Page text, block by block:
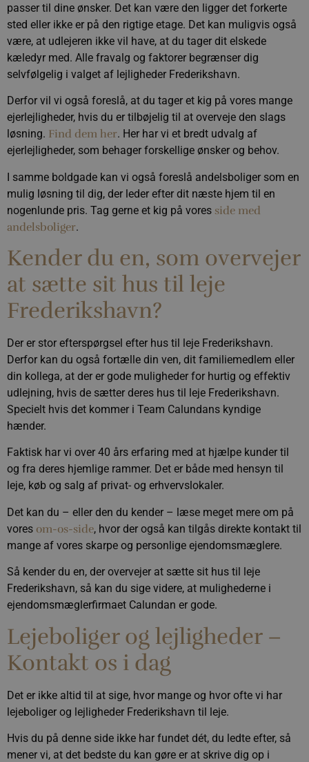
passer til dine ønsker. Det kan være den ligger det forkerte
sted eller ikke er på den rigtige etage. Det kan muligvis også
være, at udlejeren ikke vil have, at du tager dit elskede
kæledyr med. Alle fravalg og faktorer begrænser dig
selvfølgelig i valget af lejligheder Frederikshavn.
Derfor vil vi også foreslå, at du tager et kig på vores mange
ejerlejligheder, hvis du er tilbøjelig til at overveje den slags
løsning. Find dem her. Her har vi et bredt udvalg af
ejerlejligheder, som behager forskellige ønsker og behov.
I samme boldgade kan vi også foreslå andelsboliger som en
mulig løsning til dig, der leder efter dit næste hjem til en
nogenlunde pris. Tag gerne et kig på vores side med
andelsboliger.
Kender du en, som overvejer
at sætte sit hus til leje
Frederikshavn?
Der er stor efterspørgsel efter hus til leje Frederikshavn.
Derfor kan du også fortælle din ven, dit familiemedlem eller
din kollega, at der er gode muligheder for hurtig og effektiv
udlejning, hvis de sætter deres hus til leje Frederikshavn.
Specielt hvis det kommer i Team Calundans kyndige
hænder.
Faktisk har vi over 40 års erfaring med at hjælpe kunder til
og fra deres hjemlige rammer. Det er både med hensyn til
leje, køb og salg af privat- og erhvervslokaler.
Det kan du – eller den du kender – læse meget mere om på
vores om-os-side, hvor der også kan tilgås direkte kontakt til
mange af vores skarpe og personlige ejendomsmæglere.
Så kender du en, der overvejer at sætte sit hus til leje
Frederikshavn, så kan du sige videre, at mulighederne i
ejendomsmæglerfirmaet Calundan er gode.
Lejeboliger og lejligheder –
Kontakt os i dag
Det er ikke altid til at sige, hvor mange og hvor ofte vi har
lejeboliger og lejligheder Frederikshavn til leje.
Hvis du på denne side ikke har fundet dét, du ledte efter, så
mener vi, at det bedste du kan gøre er at skrive dig op i